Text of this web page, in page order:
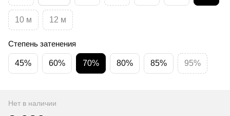
10 м 12 м
Степень затенения
45% 60% 70% 80% 85% 95%
Нет в наличии